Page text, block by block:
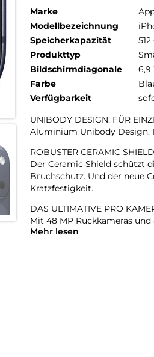
Marke
Modellbezeichnung
Speicherkapazität
512
Produkttyp
Bildschirmdiagonale
6,9
Farbe
Verfügbarkeit
UNIBODY DESIGN. FÜR
Aluminium Unibody Design.
ROBUSTER CERAMIC
Der Ceramic Shield schützt
Bruchschutz. Und der neue
Kratzfestigkeit.
DAS ULTIMATIVE PRO
Mit 48 MP Rückkameras
Zoombereich, den es je bei
Mehr lesen